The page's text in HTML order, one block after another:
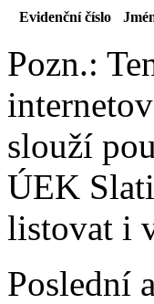
Evidenční číslo
Pozn.:
slouží
ÚEK
listovat i
Poslední